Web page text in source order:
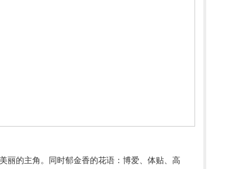
丽的主角。同时郁金香的花语：博爱、体贴、高